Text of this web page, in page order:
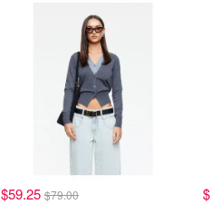
$59.25 $79.00